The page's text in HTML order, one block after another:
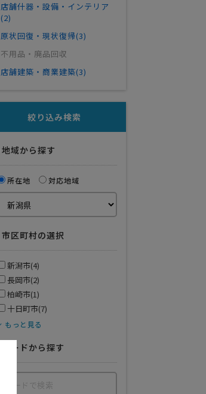
その他
会社規模
店舗什器・設備・インテリア
(2)
原状回復・現状復帰(3)
不用品・廃品回収
店舗建築・商業建築(3)
絞り込み検索
地域から探す
所在地 対応地域
市区町村の選択
新潟市(4)
長岡市(2)
柏崎市(1)
十日町市(7)
もっと見る
ワードから探す